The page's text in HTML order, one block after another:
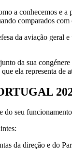
a conhecemos e
comparados
da aviação
da sua
ela representa
seu
da direção e do